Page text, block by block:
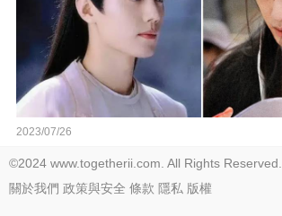
2023/07/26
©2024 www.togetherii.com. All Rights Reserved.
關於我們 政策與安全 條款 隱私 版權